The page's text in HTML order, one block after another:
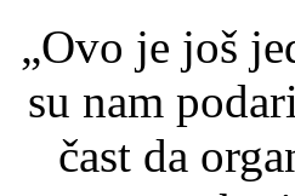
„Ovo je još
su nam
čast da